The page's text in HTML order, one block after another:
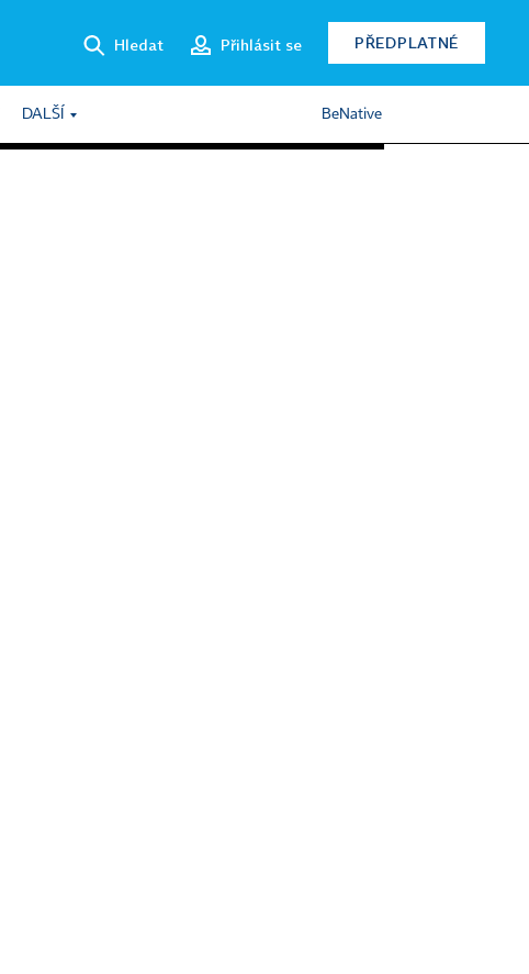
Hledat Přihlásit se PŘEDPLATNÉ
DALŠÍ BeNative